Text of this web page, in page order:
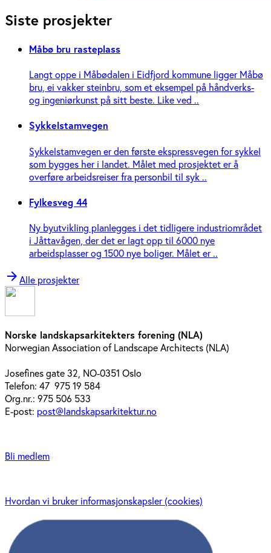
Siste prosjekter
Måbø bru rasteplass
Langt oppe i Måbødalen i Eidfjord kommune ligger Måbø
bru, ei vakker steinbru, som et eksempel på håndverks-
og ingeniør­kunst på sitt beste. Like ved ..
Sykkelstamvegen
Sykkelstamvegen er den første ekspressvegen for sykkel
som bygges her i landet. Målet med prosjektet er å
overføre arbeidsreiser fra personbil til syk ..
Fylkesveg 44
Ny byutvikling planlegges i det tidligere industriområdet
i Jåttavågen, der det er lagt opp til 6000 nye
arbeidsplasser og 1500 nye boliger. Målet er ..
arrow_forwardAlle prosjekter
Norske landskapsarkitekters forening (NLA)
Norwegian Association of Landscape Architects (NLA)
Josefines gate 32, NO-0351 Oslo
Telefon: 47 975 19 584
Org.nr.: 975 506 533
E-post: post@landskapsarkitektur.no
Bli medlem
Hvordan vi bruker informasjonskapsler (cookies)